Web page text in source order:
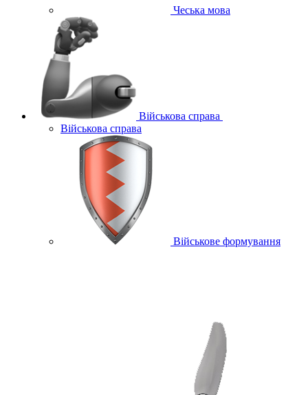
Чеська мова
Військова справа
Військова справа
Військове формування